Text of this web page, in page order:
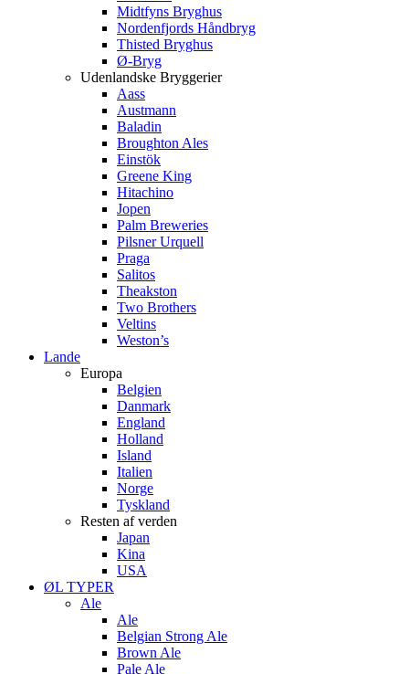
Midtfyns Bryghus
Nordenfjords Håndbryg
Thisted Bryghus
Ø-Bryg
Udenlandske Bryggerier
Aass
Austmann
Baladin
Broughton Ales
Einstök
Greene King
Hitachino
Jopen
Palm Breweries
Pilsner Urquell
Praga
Salitos
Theakston
Two Brothers
Veltins
Weston’s
Lande
Europa
Belgien
Danmark
England
Holland
Island
Italien
Norge
Tyskland
Resten af verden
Japan
Kina
USA
ØL TYPER
Ale
Ale
Belgian Strong Ale
Brown Ale
Pale Ale